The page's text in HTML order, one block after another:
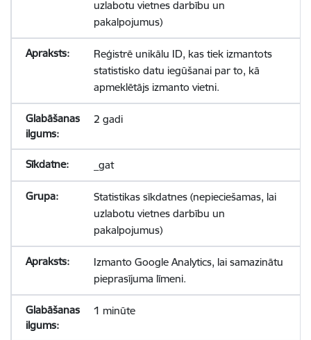
uzlabotu vietnes darbību un
pakalpojumus)
Reģistrē unikālu ID, kas tiek izmantots
statistisko datu iegūšanai par to, kā
apmeklētājs izmanto vietni.
2 gadi
_gat
Statistikas sīkdatnes (nepieciešamas, lai
uzlabotu vietnes darbību un
pakalpojumus)
Izmanto Google Analytics, lai samazinātu
pieprasījuma līmeni.
1 minūte